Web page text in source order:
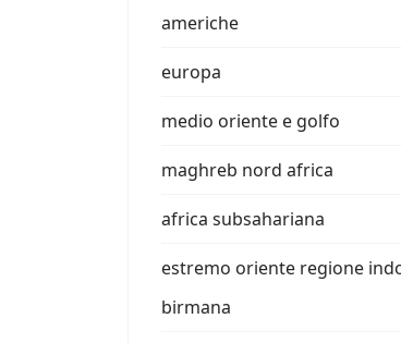
americhe
europa
medio oriente e golfo
maghreb nord africa
africa subsahariana
estremo oriente regione
birmana